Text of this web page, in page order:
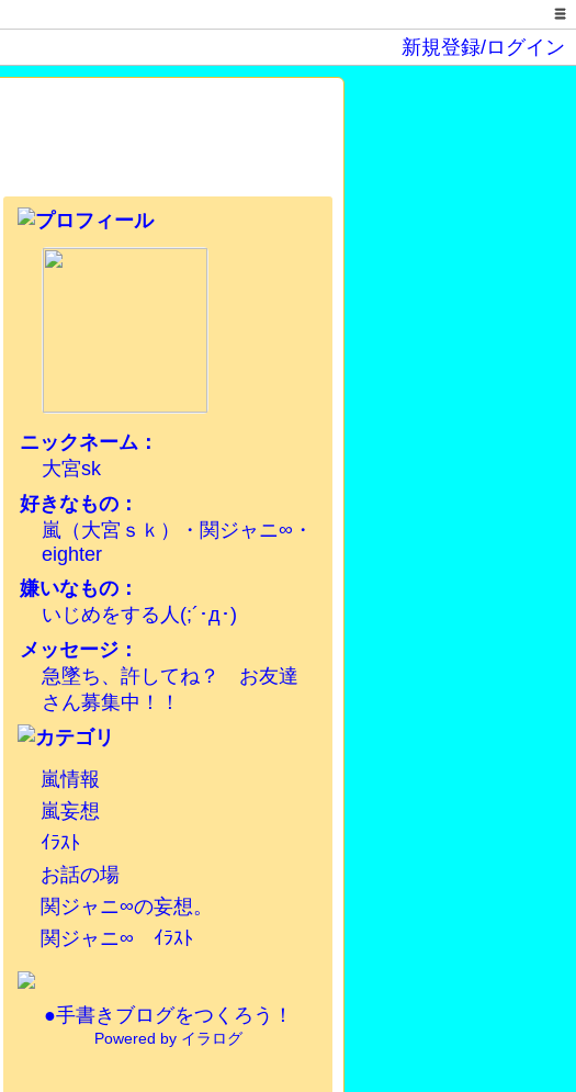
新規登録/ログイン
ニックネーム：
大宮sk
好きなもの：
嵐（大宮ｓｋ）・関ジャニ∞・
eighter
嫌いなもの：
いじめをする人(;´･д･)
メッセージ：
急墜ち、許してね？ お友達
さん募集中！！
嵐情報
嵐妄想
ｲﾗｽﾄ
お話の場
関ジャニ∞の妄想。
関ジャニ∞ ｲﾗｽﾄ
●手書きブログをつくろう！
Powered by イラログ